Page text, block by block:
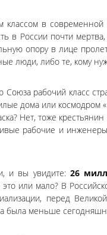
в современной
в России почти
опору в лице
люди, либо те, кому
Союза рабочий класс
дома или
Нет, тоже
рабочие и
и вы увидите: 26
или мало? В
перед
была меньше